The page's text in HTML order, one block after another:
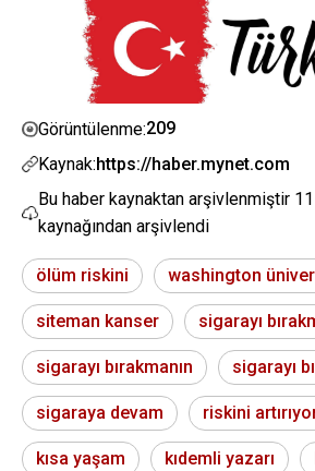
Görüntülenme:209
Kaynak:https://haber.mynet.com
Bu haber kaynaktan arşivlenmiştir
kaynağından arşivlendi
ölüm riskini washington
siteman kanser sigarayı
sigarayı bırakmanın sigarayı
sigaraya devam riskini
kısa yaşam kıdemli yazarı